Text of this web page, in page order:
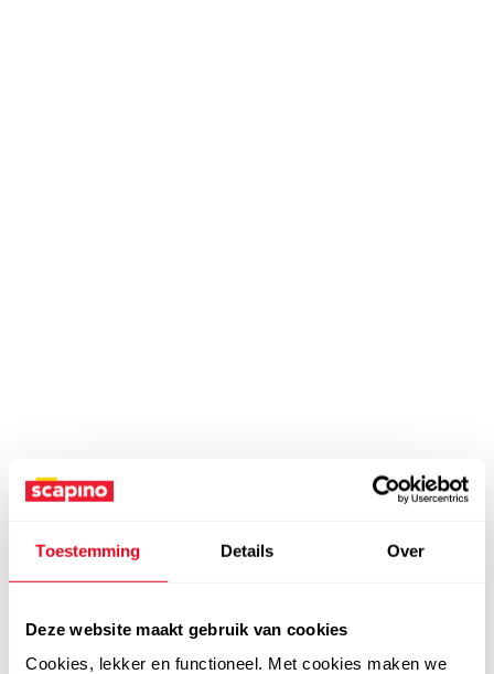
Toestemming Details Over
Deze website maakt gebruik van cookies
Cookies, lekker en functioneel. Met cookies maken we